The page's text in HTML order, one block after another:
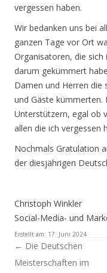
vergessen haben.
Wir bedanken uns bei
ganzen Tage vor Ort
Organisatoren, die
darum gekümmert
Damen und Herren die
und Gäste kümmerten.
Unterstützern, egal ob
allen die ich vergessen
Nochmals Gratulation
der diesjährigen
Christoph Winkler
Social-Media- und
Erstellt am: 17. Juni 2024
Artikel-Navigation
← Die Deutschen
Meisterschaften im